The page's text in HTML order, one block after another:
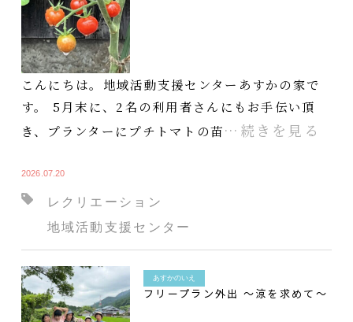
こんにちは。地域活動支援センターあすかの家で
す。 5月末に、2名の利用者さんにもお手伝い頂
き、プランターにプチトマトの苗…続きを見る
2026.07.20
レクリエーション
地域活動支援センター
あすかのいえ
フリープラン外出 ～涼を求めて～